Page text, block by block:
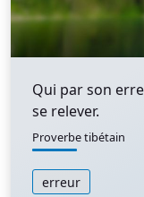
Qui par son
se relever.
Proverbe tibétain
erreur